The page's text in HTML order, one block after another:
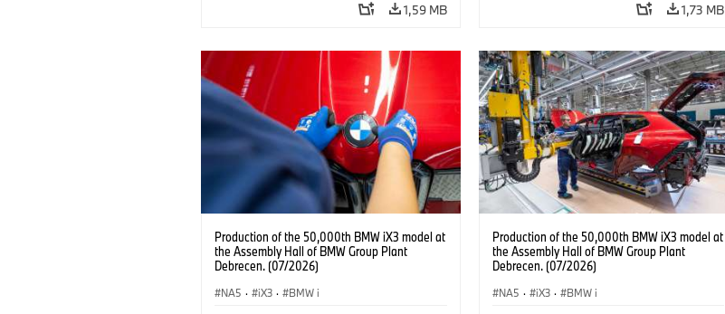
1,59 MB 1,73 MB
Production of the 50,000th BMW iX3 model at
the Assembly Hall of BMW Group Plant
Debrecen. (07/2026)
NA5 · iX3 · BMW i
Production of the 50,000th BMW iX3 model at
the Assembly Hall of BMW Group Plant
Debrecen. (07/2026)
NA5 · iX3 · BMW i